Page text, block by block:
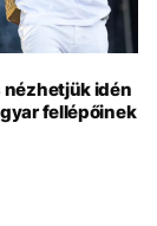
nézhetjük idén
fellépőinek